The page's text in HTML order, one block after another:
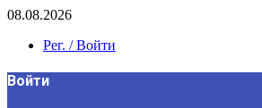
08.08.2026
Рег. / Войти
Войти